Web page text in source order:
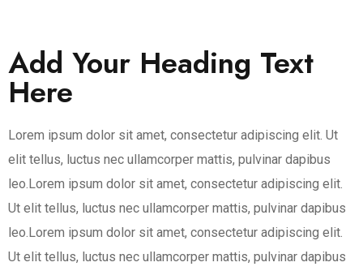
Add Your Heading Text
Here
Lorem ipsum dolor sit amet, consectetur adipiscing elit. Ut
elit tellus, luctus nec ullamcorper mattis, pulvinar dapibus
leo.Lorem ipsum dolor sit amet, consectetur adipiscing elit.
Ut elit tellus, luctus nec ullamcorper mattis, pulvinar dapibus
leo.Lorem ipsum dolor sit amet, consectetur adipiscing elit.
Ut elit tellus, luctus nec ullamcorper mattis, pulvinar dapibus